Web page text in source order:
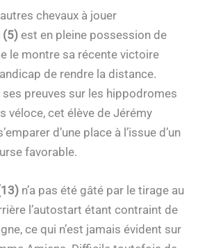
chevaux à jouer
(5) est en pleine possession de
le montre sa récente victoire
de rendre la distance.
ses preuves sur les hippodromes
véloce, cet élève de Jérémy
d’une place à l’issue d’un
favorable.
n’a pas été gâté par le tirage au
l’autostart étant contraint de
ce qui n’est jamais évident sur